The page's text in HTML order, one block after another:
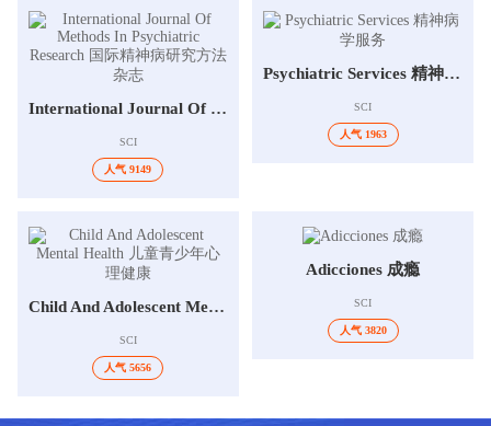
International Journal Of Methods In Psychiatric Research 国际精神病研究方法杂志
SCI
人气 9149
Psychiatric Services 精神病学服务
SCI
人气 1963
Child And Adolescent Mental Health 儿童青少年心理健康
SCI
人气 5656
Adicciones 成瘾
SCI
人气 3820